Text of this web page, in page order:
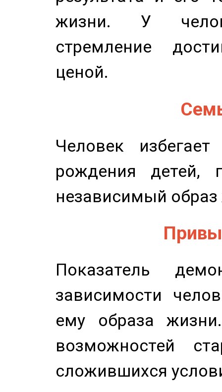
жизни. У
стремление
ценой.
Человек
рождения детей,
независимый
Показатель
зависимости
ему образа
возможностей
сложившихся